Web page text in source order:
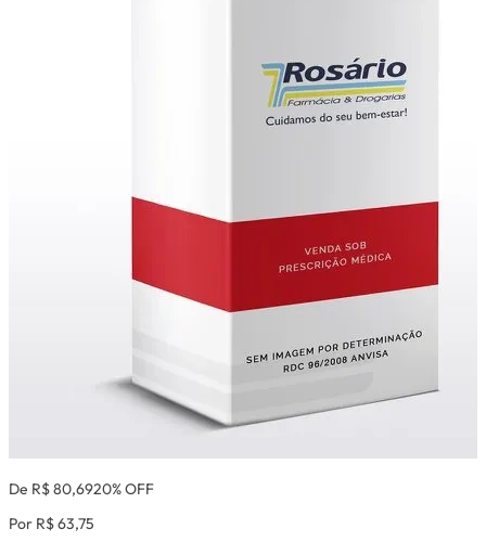
De R$ 80,6920% OFF
Por R$ 63,75